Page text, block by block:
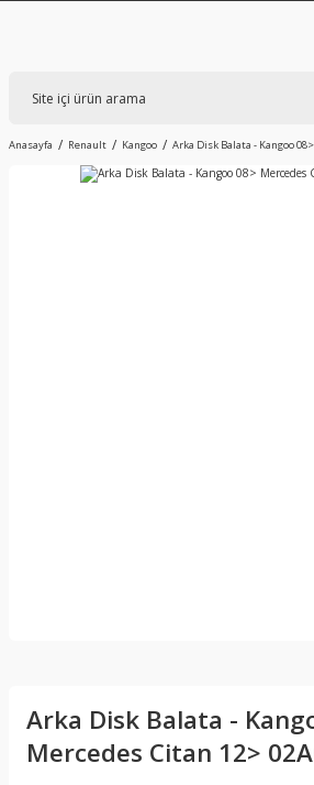
Anasayfa Renault Kangoo Arka Disk Balata - Kangoo
Arka Disk Balata -
Mercedes Citan 12>